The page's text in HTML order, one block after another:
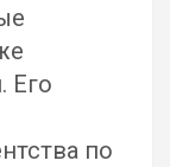
Его
по